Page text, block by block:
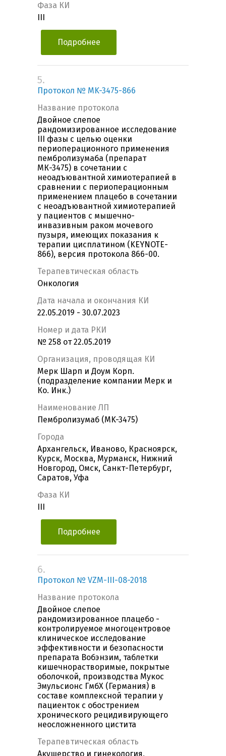
Фаза КИ
Подробнее
5.
Протокол № MK-3475-866
Название протокола
Двойное слепое
рандомизированное исследование
III фазы с целью оценки
периоперационного применения
пембролизумаба (препарат
МК-3475) в сочетании с
неоадъювантной химиотерапией в
сравнении с периоперационным
применением плацебо в сочетании
с неоадъювантной химиотерапией
у пациентов с мышечно-
инвазивным раком мочевого
пузыря, имеющих показания к
терапии цисплатином (KEYNOTE-
866), версия протокола 866-00.
Терапевтическая область
Онкология
Дата начала и окончания КИ
22.05.2019 - 30.07.2023
Номер и дата РКИ
№ 258 от 22.05.2019
Организация, проводящая КИ
Мерк Шарп и Доум Корп.
(подразделение компании Мерк и
Ко. Инк.)
Наименование ЛП
Пембролизумаб (MK-3475)
Города
Архангельск, Иваново, Красноярск,
Курск, Москва, Мурманск, Нижний
Новгород, Омск, Санкт-Петербург,
Саратов, Уфа
Фаза КИ
Подробнее
6.
Протокол № VZM-III-08-2018
Название протокола
Двойное слепое
рандомизированное плацебо -
контролируемое многоцентровое
клиническое исследование
эффективности и безопасности
препарата Вобэнзим, таблетки
кишечнорастворимые, покрытые
оболочкой, производства Мукос
Эмульсионс ГмбХ (Германия) в
составе комплексной терапии у
пациенток с обострением
хронического рецидивирующего
неосложненного цистита
Терапевтическая область
Акушерство и гинекология,